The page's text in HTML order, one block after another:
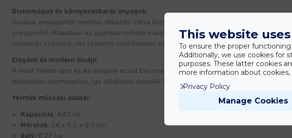
Biztonságos és környezetbarát anyagok
Toxikus anyagoktól mentes, étkezési célra biztonságos anyagokból készült, így
anyagoktól. Ráadásul az újrahasználható kialakítás segít csökkenteni az egyszer
mindenki számára, aki szeretné csökkenteni az egyszer használatos termékek
Elegáns és modern dizájn
A matt fekete szín és az elegáns ezüst bevonat eleganciát sugároz. Nemcsak
dobozban csomagolva, így tökéletes ajándék lehet kávé- vagy teakedvelők számára.
Termék műszaki adatai:
Kapacitás: 440 ml
Méretek: 24 x 6,5 x 6,5 cm
Súly: 0,27 kg
This website
To ensure the proper
Additionally, we use cookies for
purposes. These latter cookies
more information about
Privacy Policy
Manage Cookies